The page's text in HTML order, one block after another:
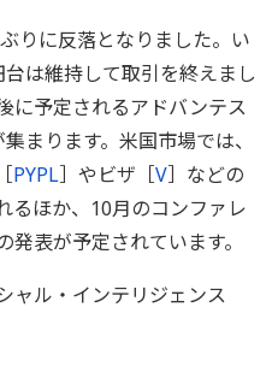
りに反落となりました。い
は維持して取引を終えまし
に予定されるアドバンテス
まります。米国市場では、
PYPL］やビザ［V］などの
るほか、10月のコンファレ
表が予定されています。
ャル・インテリジェンス